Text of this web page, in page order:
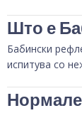
Што е
Бабински
испитува со